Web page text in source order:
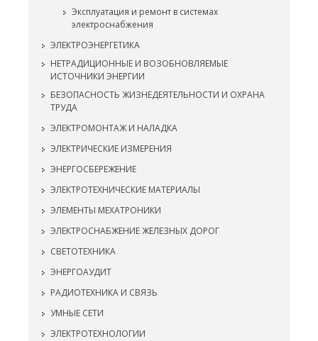
Эксплуатация и ремонт в системах
электроснабжения
ЭЛЕКТРОЭНЕРГЕТИКА
НЕТРАДИЦИОННЫЕ И ВОЗОБНОВЛЯЕМЫЕ
ИСТОЧНИКИ ЭНЕРГИИ
БЕЗОПАСНОСТЬ ЖИЗНЕДЕЯТЕЛЬНОСТИ И ОХРАНА
ТРУДА
ЭЛЕКТРОМОНТАЖ И НАЛАДКА
ЭЛЕКТРИЧЕСКИЕ ИЗМЕРЕНИЯ
ЭНЕРГОСБЕРЕЖЕНИЕ
ЭЛЕКТРОТЕХНИЧЕСКИЕ МАТЕРИАЛЫ
ЭЛЕМЕНТЫ МЕХАТРОНИКИ
ЭЛЕКТРОСНАБЖЕНИЕ ЖЕЛЕЗНЫХ ДОРОГ
СВЕТОТЕХНИКА
ЭНЕРГОАУДИТ
РАДИОТЕХНИКА И СВЯЗЬ
УМНЫЕ СЕТИ
ЭЛЕКТРОТЕХНОЛОГИИ